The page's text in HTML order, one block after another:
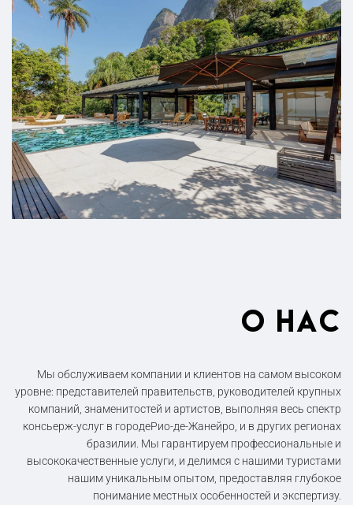
О нас
Мы обслуживаем компании и клиентов на самом высоком
уровне: представителей правительств, руководителей крупных
компаний, знаменитостей и артистов, выполняя весь спектр
консьерж-услуг в городеРио-де-Жанейро, и в других регионах
бразилии. Мы гарантируем профессиональные и
высококачественные услуги, и делимся с нашими туристами
нашим уникальным опытом, предоставляя глубокое
понимание местных особенностей и экспертизу.